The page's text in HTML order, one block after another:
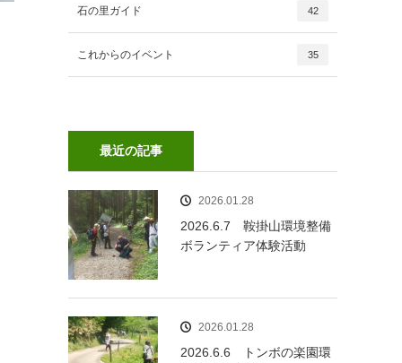
石の里ガイド 42
これからのイベント 35
最近の記事
2026.01.28
2026.6.7 鞍掛山環境整備
ボランティア体験活動
2026.01.28
2026.6.6 トンボの楽園環